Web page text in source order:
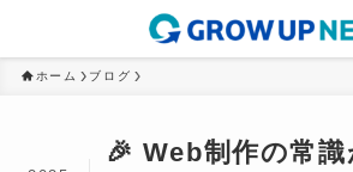
ホーム ブログ
🎉 Web制作の常